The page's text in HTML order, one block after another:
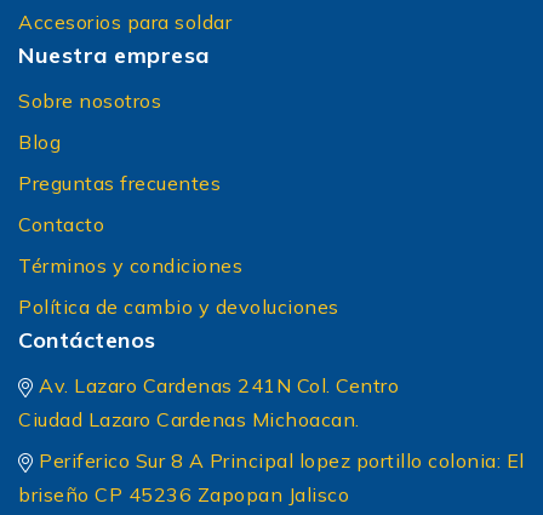
Accesorios para soldar
Nuestra empresa
Sobre nosotros
Blog
Preguntas frecuentes
Contacto
Términos y condiciones
Política de cambio y devoluciones
Contáctenos
Av. Lazaro Cardenas 241N Col. Centro
Ciudad Lazaro Cardenas Michoacan.
Periferico Sur 8 A Principal lopez portillo colonia: El
briseño CP 45236 Zapopan Jalisco